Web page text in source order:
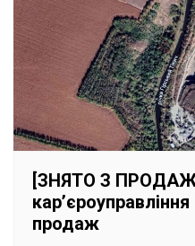
[ЗНЯТО З
продаж